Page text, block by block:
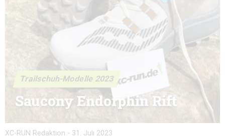
Trailschuh-Modelle 2023
Saucony Endorphin Rift
XC-RUN Redaktion - 31. Juli 2023